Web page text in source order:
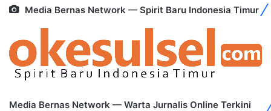
Media Bernas Network — Spirit Baru Indonesia Timur
Media Bernas Network — Warta Jurnalis Online Terkini